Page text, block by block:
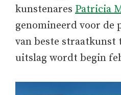
kunstenares Patricia
genomineerd voor de
van beste straatkunst
uitslag wordt begin